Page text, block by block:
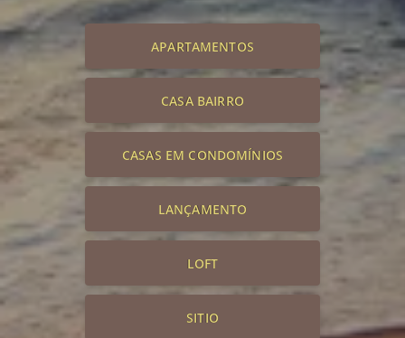
APARTAMENTOS
CASA BAIRRO
CASAS EM CONDOMÍNIOS
LANÇAMENTO
LOFT
SITIO